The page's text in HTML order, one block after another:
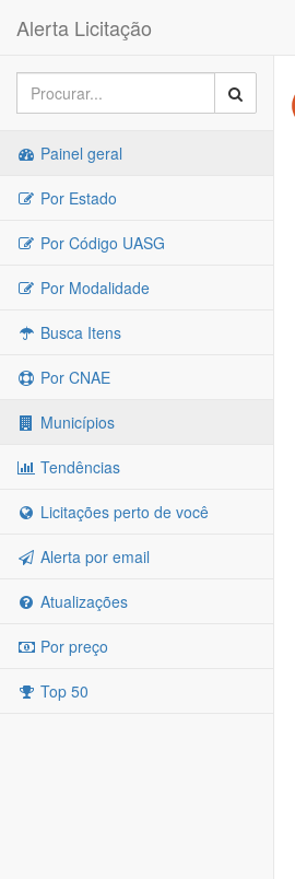
Alerta Licitação
Painel geral
Por Estado
Por Código UASG
Por Modalidade
Busca Itens
Por CNAE
Municípios
Tendências
Licitações perto de você
Alerta por email
Atualizações
Por preço
Top 50